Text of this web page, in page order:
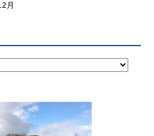
月